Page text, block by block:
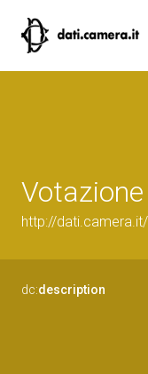
http://
dc:description